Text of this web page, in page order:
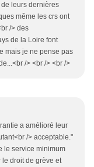
leurs dernières
même les crs ont
/> des
de la Loire font
mais je ne pense pas
/> <br /> <br />
a amélioré leur
/> acceptable."
le service minimum
droit de grève et